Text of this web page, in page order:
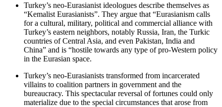
Turkey’s neo-Eurasianist ideologues describe themselves as
“Kemalist Eurasianists”. They argue that “Eurasianism calls
for a cultural, military, political and commercial alliance with
Turkey’s eastern neighbors, notably Russia, Iran, the Turkic
countries of Central Asia, and even Pakistan, India and
China” and is “hostile towards any type of pro-Western policy
in the Eurasian space.
Turkey’s neo-Eurasianists transformed from incarcerated
villains to coalition partners in government and the
bureaucracy. This spectacular reversal of fortunes could only
materialize due to the special circumstances that arose from